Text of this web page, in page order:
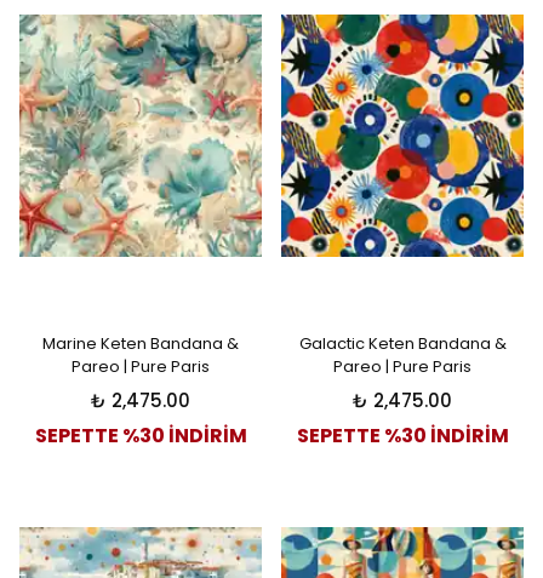
Marine Keten Bandana &
Pareo | Pure Paris
₺ 2,475.00
SEPETTE %30 İNDİRİM
Galactic Keten Bandana &
Pareo | Pure Paris
₺ 2,475.00
SEPETTE %30 İNDİRİM